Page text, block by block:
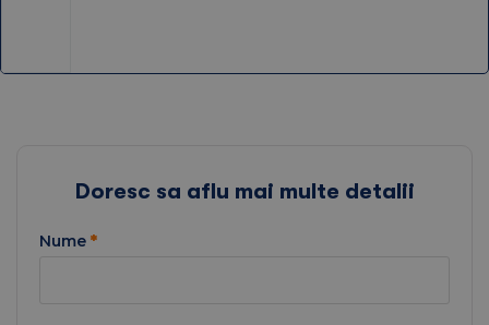
Doresc sa aflu mai multe detalii
Nume *